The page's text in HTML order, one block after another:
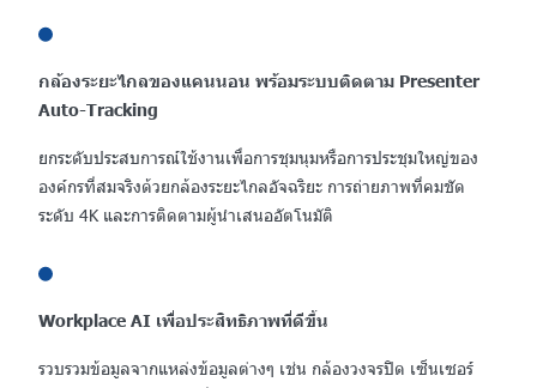
กล้องระยะไกลของแคนนอน พร้อมระบบติดตาม Presenter
Auto-Tracking
ยกระดับประสบการณ์ใช้งานเพื่อการชุมนุมหรือการประชุมใหญ่ของ
องค์กรที่สมจริงด้วยกล้องระยะไกลอัจฉริยะ การถ่ายภาพที่คมชัด
ระดับ 4K และการติดตามผู้นําเสนออัตโนมัติ
Workplace AI เพื่อประสิทธิภาพที่ดีขึ้น
รวบรวมข้อมูลจากแหล่งข้อมูลต่างๆ เช่น กล้องวงจรปิด เซ็นเซอร์